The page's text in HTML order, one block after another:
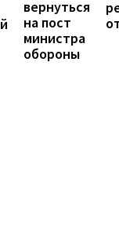
вернуться
на пост
министра
обороны